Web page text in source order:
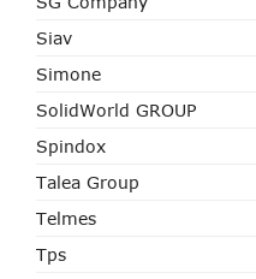
Siav
Simone
SolidWorld GROUP
Spindox
Talea Group
Telmes
Tps